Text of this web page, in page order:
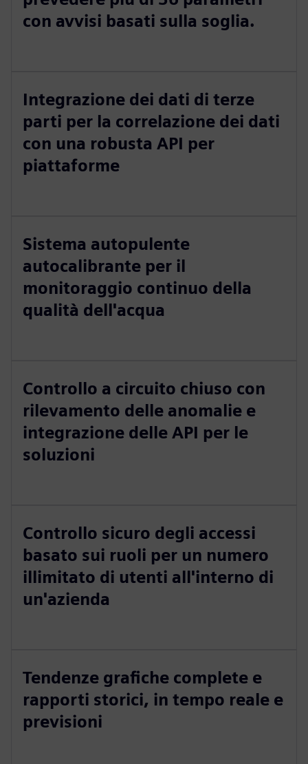
con avvisi basati sulla soglia.
Integrazione dei dati di terze
parti per la correlazione dei dati
con una robusta API per
piattaforme
Sistema autopulente
autocalibrante per il
monitoraggio continuo della
qualità dell'acqua
Controllo a circuito chiuso con
rilevamento delle anomalie e
integrazione delle API per le
soluzioni
Controllo sicuro degli accessi
basato sui ruoli per un numero
illimitato di utenti all'interno di
un'azienda
Tendenze grafiche complete e
rapporti storici, in tempo reale e
previsioni